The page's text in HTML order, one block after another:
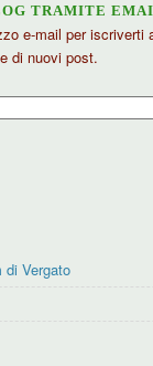
TRAMITE
e-mail per iscriverti
di nuovi post.
di Vergato